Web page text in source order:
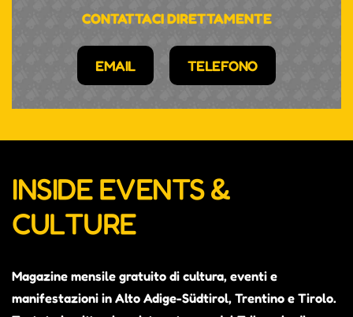
CONTATTACI DIRETTAMENTE
EMAIL TELEFONO
INSIDE EVENTS &
CULTURE
Magazine mensile gratuito di cultura, eventi e
manifestazioni in Alto Adige-Südtirol, Trentino e Tirolo.